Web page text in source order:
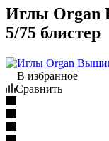
Иглы Organ
5/75 блистер
В избранное
Сравнить